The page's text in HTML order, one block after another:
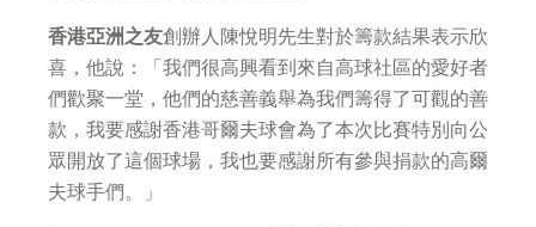
香港亞洲之友創辦人陳悅明先生對於籌款結果表示欣
喜，他說：「我們很高興看到來自高球社區的愛好者
們歡聚一堂，他們的慈善義舉為我們籌得了可觀的善
款，我要感謝香港哥爾夫球會為了本次比賽特別向公
眾開放了這個球場，我也要感謝所有參與捐款的高爾
夫球手們。」